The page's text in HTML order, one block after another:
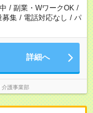
/ 副業・WワークOK /
募集 / 電話対応なし / パ
詳細へ
介護事業部